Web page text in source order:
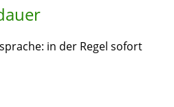
in der Regel sofort